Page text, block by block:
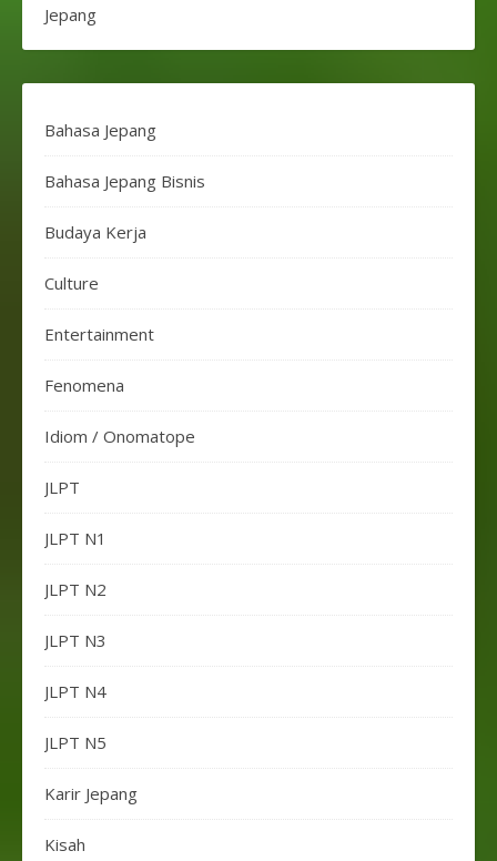
Jepang
Bahasa Jepang
Bahasa Jepang Bisnis
Budaya Kerja
Culture
Entertainment
Fenomena
Idiom / Onomatope
JLPT
JLPT N1
JLPT N2
JLPT N3
JLPT N4
JLPT N5
Karir Jepang
Kisah